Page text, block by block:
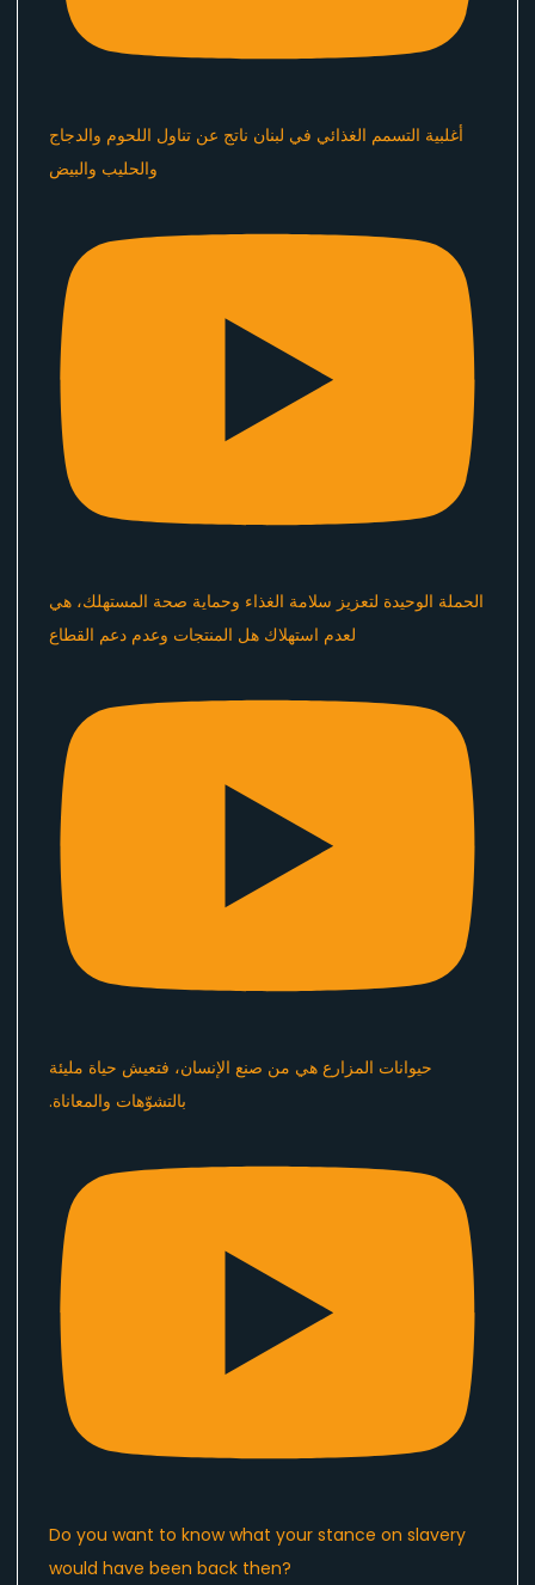
أغلبية التسمم الغذائي في لبنان ناتج عن تناول اللحوم والدجاج
والحليب والبيض
الحملة الوحيدة لتعزيز سلامة الغذاء وحماية صحة المستهلك، هي
لعدم استهلاك هل المنتجات وعدم دعم القطاع
Do you want to know what your stance on slavery
would have been back then?